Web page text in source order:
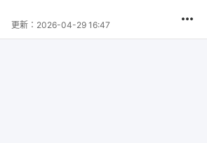
更新： 2026-04-29 16:47